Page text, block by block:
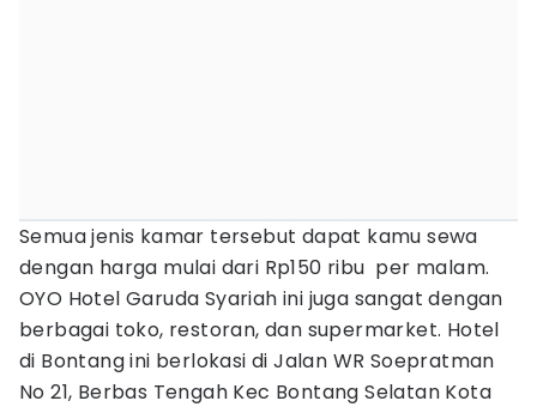
Semua jenis kamar tersebut dapat kamu sewa
dengan harga mulai dari Rp150 ribu per malam.
OYO Hotel Garuda Syariah ini juga sangat dengan
berbagai toko, restoran, dan supermarket. Hotel
di Bontang ini berlokasi di Jalan WR Soepratman
No 21, Berbas Tengah Kec Bontang Selatan Kota